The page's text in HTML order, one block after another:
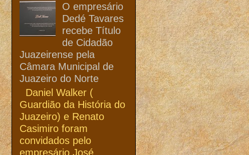
O empresário
Dedé Tavares
recebe Título
de Cidadão
Juazeirense pela
Câmara Municipal de
Juazeiro do Norte
Daniel Walker (
Guardião da História do
Juazeiro) e Renato
Casimiro foram
convidados pelo
empresário José